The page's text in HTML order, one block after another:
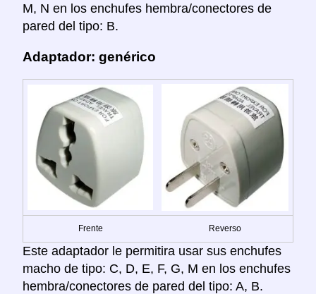
M, N en los enchufes hembra/conectores de
pared del tipo: B.
Adaptador: genérico
Frente Reverso
Este adaptador le permitira usar sus enchufes
macho de tipo: C, D, E, F, G, M en los enchufes
hembra/conectores de pared del tipo: A, B.